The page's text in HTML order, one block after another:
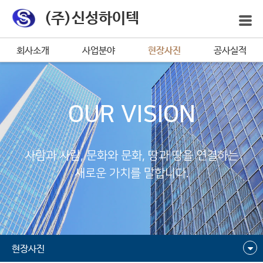
(주)신성하이텍
회사소개 사업분야 현장사진 공사실적
OUR VISION
사람과 사람, 문화와 문화, 땅과 땅을 연결하는
새로운 가치를 말합니다.
현장사진